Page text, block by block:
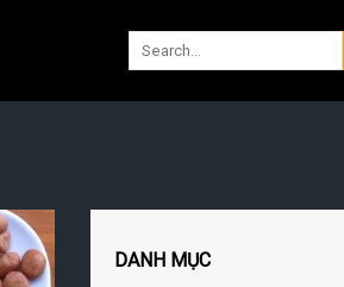
DANH MỤC